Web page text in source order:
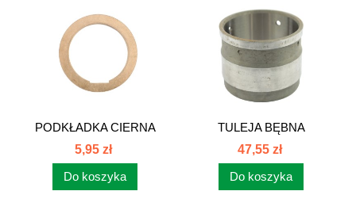
PODKŁADKA CIERNA
385 80126016
5,95 zł
Do koszyka
TULEJA BĘBNA
WZMACNIACZA
MOMENTU...
47,55 zł
Do koszyka